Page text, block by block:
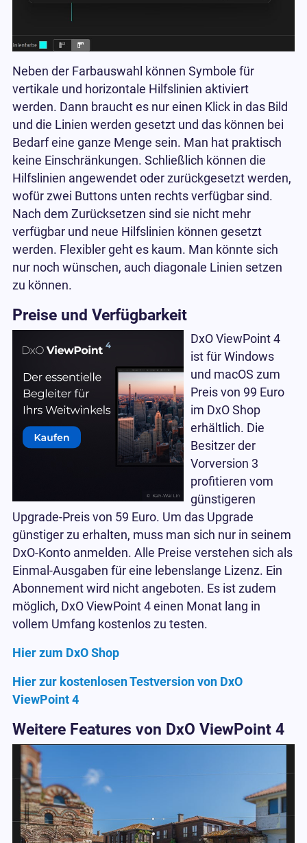
Neben der Farbauswahl können Symbole für
vertikale und horizontale Hilfslinien aktiviert
werden. Dann braucht es nur einen Klick in das Bild
und die Linien werden gesetzt und das können bei
Bedarf eine ganze Menge sein. Man hat praktisch
keine Einschränkungen. Schließlich können die
Hilfslinien angewendet oder zurückgesetzt werden,
wofür zwei Buttons unten rechts verfügbar sind.
Nach dem Zurücksetzen sind sie nicht mehr
verfügbar und neue Hilfslinien können gesetzt
werden. Flexibler geht es kaum. Man könnte sich
nur noch wünschen, auch diagonale Linien setzen
zu können.
Preise und Verfügbarkeit
DxO ViewPoint 4
ist für Windows
und macOS zum
Preis von 99 Euro
im DxO Shop
erhältlich. Die
Besitzer der
Vorversion 3
profitieren vom
günstigeren
Upgrade-Preis von 59 Euro. Um das Upgrade
günstiger zu erhalten, muss man sich nur in seinem
DxO-Konto anmelden. Alle Preise verstehen sich als
Einmal-Ausgaben für eine lebenslange Lizenz. Ein
Abonnement wird nicht angeboten. Es ist zudem
möglich, DxO ViewPoint 4 einen Monat lang in
vollem Umfang kostenlos zu testen.
Hier zum DxO Shop
Hier zur kostenlosen Testversion von DxO
ViewPoint 4
Weitere Features von DxO ViewPoint 4